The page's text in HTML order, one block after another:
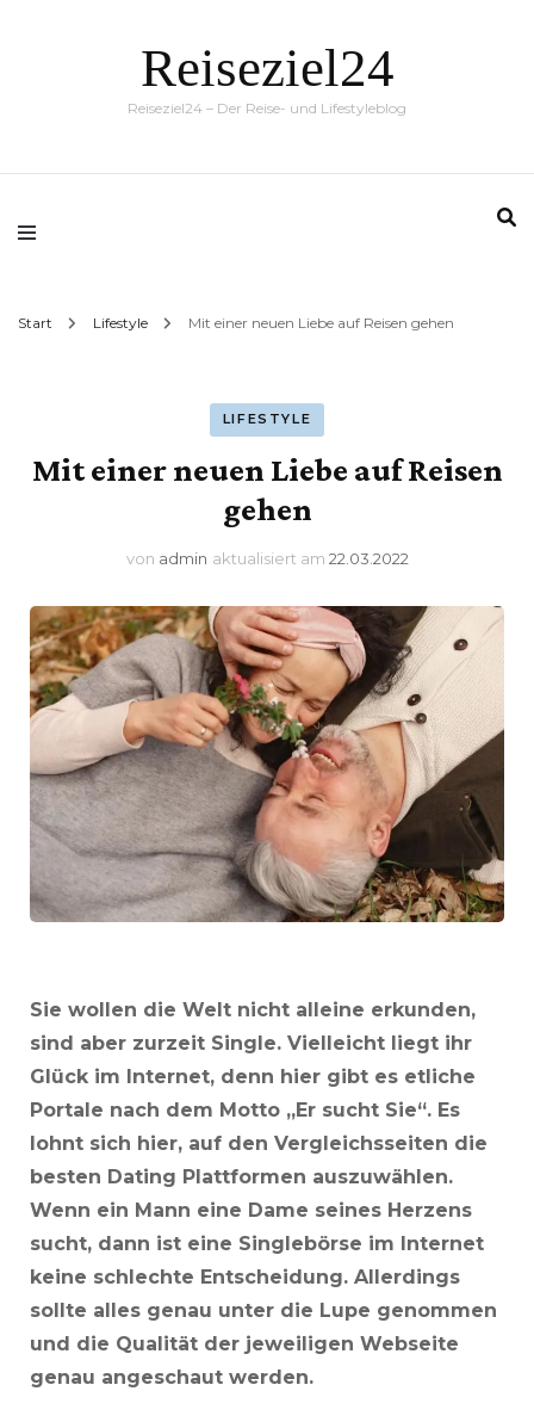
Reiseziel24
Reiseziel24 – Der Reise- und Lifestyleblog
Start Lifestyle Mit einer neuen Liebe auf Reisen gehen
LIFESTYLE
Mit einer neuen Liebe auf Reisen
gehen
von admin aktualisiert am 22.03.2022
Sie wollen die Welt nicht alleine erkunden,
sind aber zurzeit Single. Vielleicht liegt ihr
Glück im Internet, denn hier gibt es etliche
Portale nach dem Motto „Er sucht Sie“. Es
lohnt sich hier, auf den Vergleichsseiten die
besten Dating Plattformen auszuwählen.
Wenn ein Mann eine Dame seines Herzens
sucht, dann ist eine Singlebörse im Internet
keine schlechte Entscheidung. Allerdings
sollte alles genau unter die Lupe genommen
und die Qualität der jeweiligen Webseite
genau angeschaut werden.